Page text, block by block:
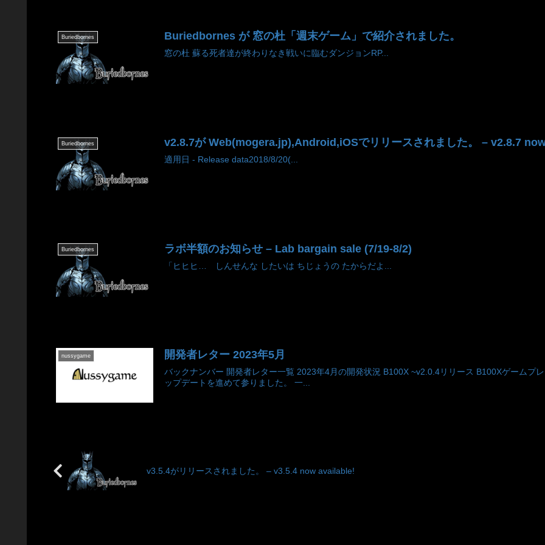
Buriedbornes Buriedbornes が 窓の杜「週末ゲーム」で紹介されました。
窓の杜 蘇る死者達が終わりなき戦いに臨むダンジョンRP...
Buriedbornes v2.8.7が Web(mogera.jp),Android,iOSでリリースされました。 – v2.8.7
適用日 - Release data2018/8/20(...
Buriedbornes ラボ半額のお知らせ – Lab bargain sale (7/19-8/2)
「ヒヒヒ… しんせんな したいは ちじょうの たからだよ...
nussygame 開発者レター 2023年5月
バックナンバー 開発者レター一覧 2023年4月の開発状況 B100X ~v2.0.4リリース B100Xゲームプ
ップデートを進めて参りました。 一...
v3.5.4がリリースされました。 – v3.5.4 now available!